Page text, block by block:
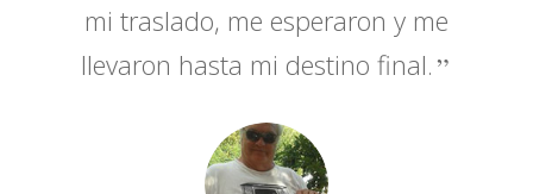
mi traslado, me esperaron y me
llevaron hasta mi destino final.